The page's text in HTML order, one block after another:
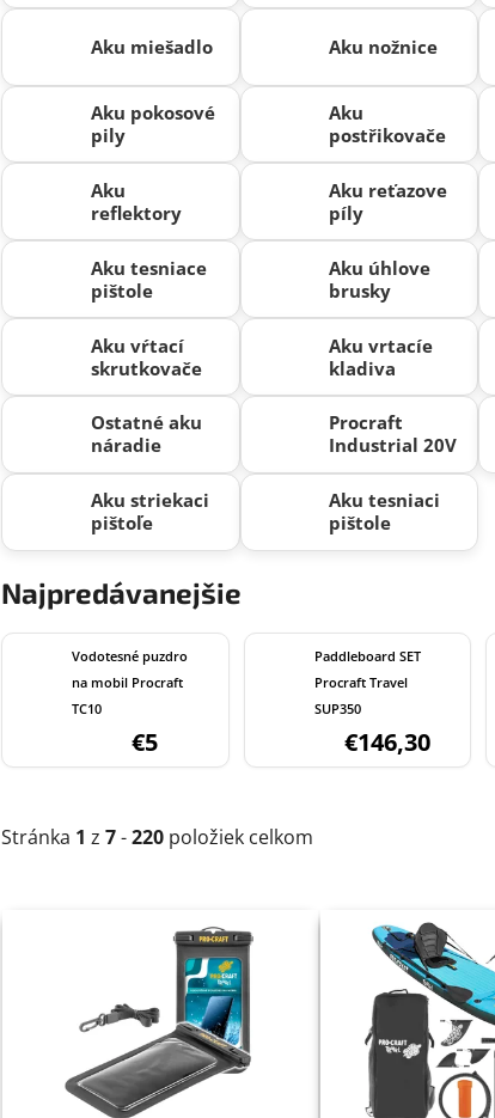
Aku miešadlo Aku nožnice
Aku pokosové
pily
Aku
postřikovače
Aku
reflektory
Aku reťazove
píly
Aku tesniace
pištole
Aku úhlove
brusky
Aku vŕtací
skrutkovače
Aku vrtacíe
kladiva
Ostatné aku
náradie
Procraft
Industrial 20V
Aku striekaci
pištoľe
Aku tesniaci
pištole
Najpredávanejšie
Vodotesné puzdro
na mobil Procraft
TC10
€5
Paddleboard SET
Procraft Travel
SUP350
€146,30
Stránka 1 z 7-220 položiek celkom